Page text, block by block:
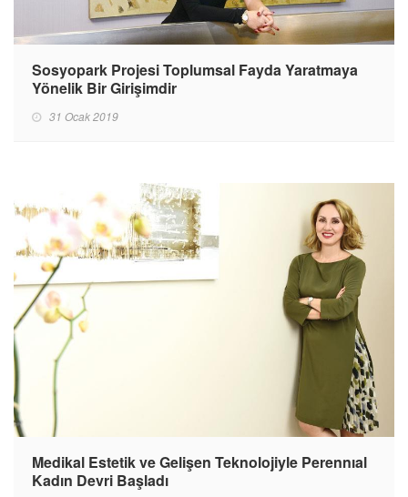
Sosyopark Projesi Toplumsal Fayda Yaratmaya
Yönelik Bir Girişimdir
31 Ocak 2019
Medikal Estetik ve Gelişen Teknolojiyle Perennıal
Kadın Devri Başladı